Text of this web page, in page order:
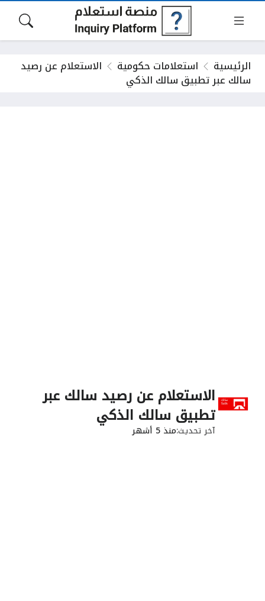
الرئيسية استعلامات حكومية الاستعلام عن رصيد
سالك عبر تطبيق سالك الذكي
الاستعلام عن رصيد سالك عبر
تطبيق سالك الذكي
آخر تحديثمنذ 5 أشهر